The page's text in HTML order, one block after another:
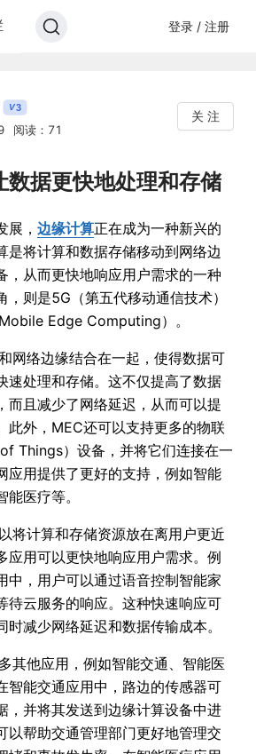
登录 / 注册
V3
阅读：71
关 注
数据更快地处理和存储
展， 边缘计算正在成为一种新兴的
是将计算和数据存储移动到网络边
，从而更快地响应用户需求的一种
，则是5G（第五代移动通信技术）
Edge Computing）。
网络边缘结合在一起，使得数据可
速处理和存储。这不仅提高了数据
而且减少了网络延迟，从而可以提
此外，MEC还可以支持更多的物联
Things）设备，并将它们连接在一
应用提供了更好的支持，例如智能
医疗等。
将计算和存储资源放在离用户更近
应用可以更快地响应用户需求。例
中，用户可以通过语音控制智能家
待云服务的响应。这种快速响应可
时减少网络延迟和数据传输成本。
其他应用，例如智能交通、智能医
智能交通应用中，路边的传感器可
，并将其发送到边缘计算设备中进
以帮助交通管理部门更好地管理交